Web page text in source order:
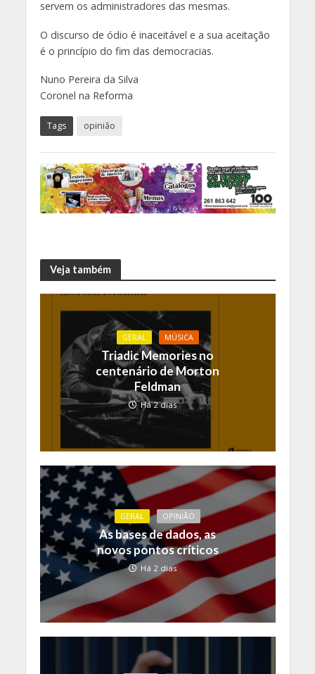
servem os administradores das mesmas.
O discurso de ódio é inaceitável e a sua aceitação
é o princípio do fim das democracias.
Nuno Pereira da Silva
Coronel na Reforma
Tags opinião
Veja também
GERAL MÚSICA
Triadic Memories no
centenário de Morton
Feldman
Há 2 dias
GERAL OPINIÃO
As bases de dados, as
novos pontos críticos
Há 2 dias